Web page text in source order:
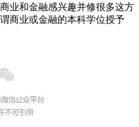
业和金融感兴趣并修很多这方
商业或金融的本科学位授予